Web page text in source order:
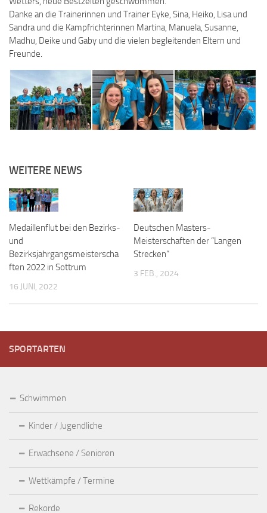
Danke an die Trainerinnen und Trainer Eyke, Sina, Heiko, Lisa und
Sandra und die Kampfrichterinnen Martina, Manuela, Susanne,
Madhu, Deike und Gaby und die vielen begleitenden Eltern und
Freunde.
WEITERE NEWS
Medaillenflut bei den Bezirks-
und
Bezirksjahrgangsmeisterscha
ften 2022 in Sottrum
16 JUNI, 2022
Deutschen Masters-
Meisterschaften der “Langen
Strecken“
3 FEB., 2024
SPORTARTEN
Schwimmen
Kinder / Jugendliche
Erwachsene / Senioren
Wettkämpfe / Termine
Rekorde